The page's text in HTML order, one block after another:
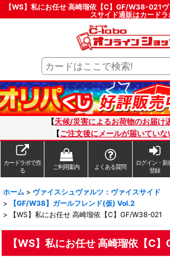
【WS】私にお任せ 高崎瑠依【C】GF/W38-021
スサイド通販はカードラ
【天候/災害によるお荷物のお届け
【ご注文後にメールが届いていな
カードラボで売
る
ご利用案内 よくある質問
ログイン・新
登録
ホーム > ヴァイスシュヴァルツ：ヴァイスサイド
>
【GF/W38】ガールフレンド(仮) Vol.2
>
【WS】私にお任せ 高崎瑠依【C】GF/W38-021
【WS】私にお任せ 高崎瑠依【C